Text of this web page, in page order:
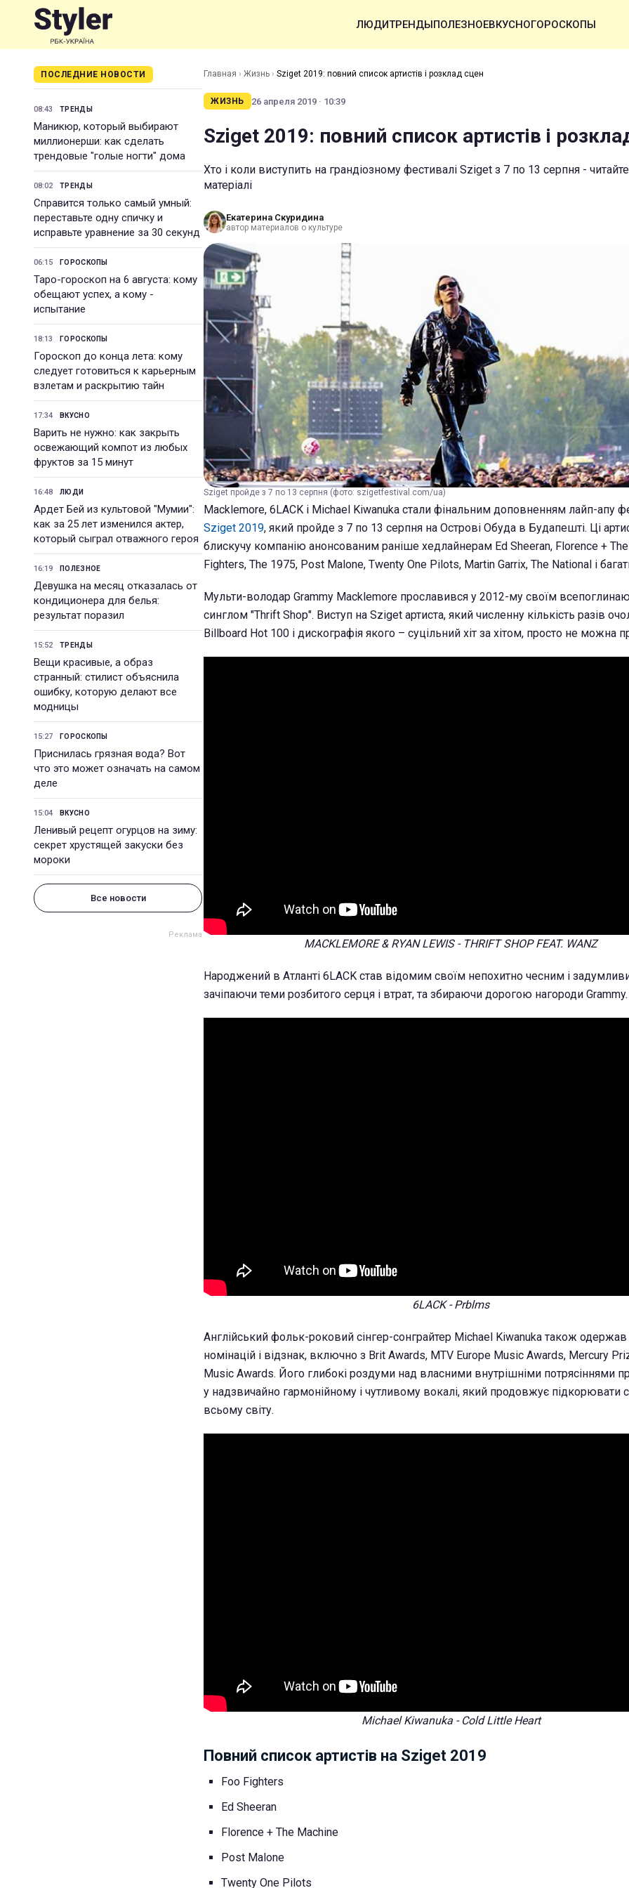
ЛЮДИТРЕНДЫПОЛЕЗНОЕВКУСНОГОРОСКОПЫ
ПОСЛЕДНИЕ НОВОСТИ
08:43 ТРЕНДЫ
Маникюр, который выбирают
миллионерши: как сделать
трендовые "голые ногти" дома
08:02 ТРЕНДЫ
Справится только самый умный:
переставьте одну спичку и
исправьте уравнение за 30 секунд
06:15 ГОРОСКОПЫ
Таро-гороскоп на 6 августа: кому
обещают успех, а кому -
испытание
18:13 ГОРОСКОПЫ
Гороскоп до конца лета: кому
следует готовиться к карьерным
взлетам и раскрытию тайн
17:34 ВКУСНО
Варить не нужно: как закрыть
освежающий компот из любых
фруктов за 15 минут
16:48 ЛЮДИ
Ардет Бей из культовой "Мумии":
как за 25 лет изменился актер,
который сыграл отважного героя
16:19 ПОЛЕЗНОЕ
Девушка на месяц отказалась от
кондиционера для белья:
результат поразил
15:52 ТРЕНДЫ
Вещи красивые, а образ
странный: стилист объяснила
ошибку, которую делают все
модницы
15:27 ГОРОСКОПЫ
Приснилась грязная вода? Вот
что это может означать на самом
деле
15:04 ВКУСНО
Ленивый рецепт огурцов на зиму:
секрет хрустящей закуски без
мороки
Все новости
Главная › Жизнь › Sziget 2019: повний список артистів і розклад сцен
ЖИЗНЬ 26 апреля 2019 · 10:39
Sziget 2019: повний список артистів і
Хто і коли виступить на грандіозному фестивалі Sziget з 7 по 13 серпня -
матеріалі
Екатерина Скуридина
автор материалов о культуре
Sziget пройде з 7 по 13 серпня (фото: szigetfestival.com/ua)
Macklemore, 6LACK і Michael Kiwanuka стали фінальним доповненням лайп-апу
Sziget 2019, який пройде з 7 по 13 серпня на Острові Обуда в Будапешті. Ці
блискучу компанію анонсованим раніше хедлайнерам Ed Sheeran, Florence +
Fighters, The 1975, Post Malone, Twenty One Pilots, Martin Garrix, The National і
Мульти-володар Grammy Macklemore прославився у 2012-му своїм
синглом "Thrift Shop". Виступ на Sziget артиста, який численну кількість разів
Billboard Hot 100 і дискографія якого – суцільний хіт за хітом, просто не можна
MACKLEMORE & RYAN LEWIS - THRIFT SHOP FEAT. WANZ
Народжений в Атланті 6LACK став відомим своїм непохитно чесним і
зачіпаючи теми розбитого серця і втрат, та збираючи дорогою нагороди Grammy.
6LACK - Prblms
Англійський фольк-роковий сінгер-сонграйтер Michael Kiwanuka також
номінацій і відзнак, включно з Brit Awards, MTV Europe Music Awards, Mercury
Music Awards. Його глибокі роздуми над власними внутрішніми потрясіннями
у надзвичайно гармонійному і чутливому вокалі, який продовжує підкорювати
всьому світу.
Michael Kiwanuka - Cold Little Heart
Повний список артистів на Sziget 2019
Foo Fighters
Ed Sheeran
Florence + The Machine
Post Malone
Twenty One Pilots